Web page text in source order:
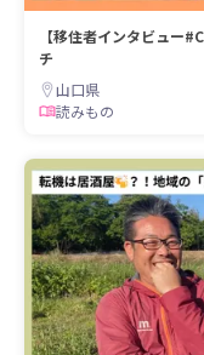
【移住者インタビュー
チ
山口県
読みもの